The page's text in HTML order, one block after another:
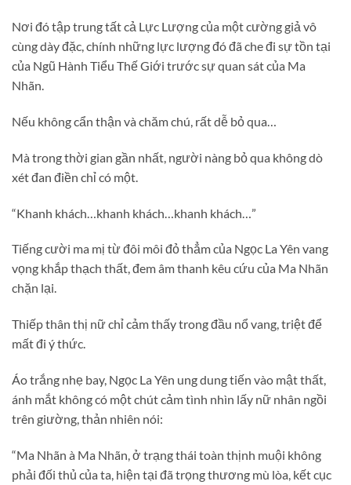
Nơi đó tập trung tất cả Lực Lượng của một cường giả vô
cùng dày đặc, chính những lực lượng đó đã che đi sự tồn tại
của Ngũ Hành Tiểu Thế Giới trước sự quan sát của Ma
Nhãn.
Nếu không cẩn thận và chăm chú, rất dễ bỏ qua…
Mà trong thời gian gần nhất, người nàng bỏ qua không dò
xét đan điền chỉ có một.
“Khanh khách…khanh khách…khanh khách…”
Tiếng cười ma mị từ đôi môi đỏ thẳm của Ngọc La Yên vang
vọng khắp thạch thất, đem âm thanh kêu cứu của Ma Nhãn
chặn lại.
Thiếp thân thị nữ chỉ cảm thấy trong đầu nổ vang, triệt để
mất đi ý thức.
Áo trắng nhẹ bay, Ngọc La Yên ung dung tiến vào mật thất,
ánh mắt không có một chút cảm tình nhìn lấy nữ nhân ngồi
trên giường, thản nhiên nói:
“Ma Nhãn à Ma Nhãn, ở trạng thái toàn thịnh muội không
phải đối thủ của ta, hiện tại đã trọng thương mù lòa, kết cục